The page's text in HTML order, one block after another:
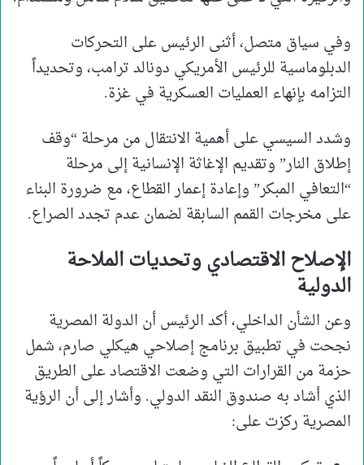
وفي سياق متصل، أثنى الرئيس على التحركات
الدبلوماسية للرئيس الأمريكي دونالد ترامب، وتحديداً
التزامه بإنهاء العمليات العسكرية في غزة.
وشدد السيسي على أهمية الانتقال من مرحلة “وقف
إطلاق النار” وتقديم الإغاثة الإنسانية إلى مرحلة
“التعافي المبكر” وإعادة إعمار القطاع، مع ضرورة البناء
على مخرجات القمم السابقة لضمان عدم تجدد الصراع.
الإصلاح الاقتصادي وتحديات الملاحة
الدولية
وعن الشأن الداخلي، أكد الرئيس أن الدولة المصرية
نجحت في تطبيق برنامج إصلاحي هيكلي صارم، شمل
حزمة من القرارات التي وضعت الاقتصاد على الطريق
الذي أشاد به صندوق النقد الدولي. وأشار إلى أن الرؤية
المصرية ركزت على: